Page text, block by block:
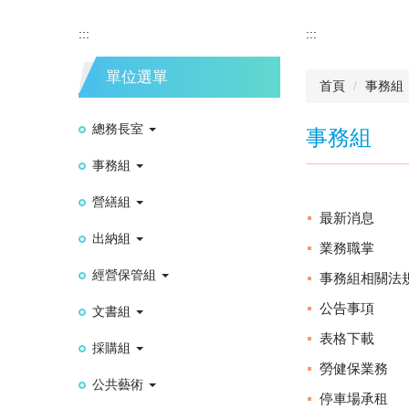
:::
單位選單
總務長室
事務組
營繕組
出納組
經營保管組
文書組
採購組
公共藝術
:::
首頁 事務組
事務組
最新消息
業務職掌
事務組相關法
公告事項
表格下載
勞健保業務
停車場承租